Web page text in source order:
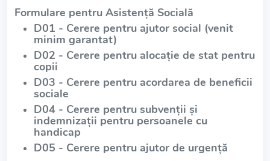
Formulare pentru Asistență Socială
D01 - Cerere pentru ajutor social (venit
minim garantat)
D02 - Cerere pentru alocație de stat pentru
copii
D03 - Cerere pentru acordarea de beneficii
sociale
D04 - Cerere pentru subvenții și
indemnizații pentru persoanele cu
handicap
D05 - Cerere pentru ajutor de urgență